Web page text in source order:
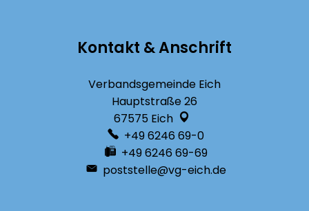
Kontakt & Anschrift
Verbandsgemeinde Eich
Hauptstraße 26
67575 Eich
+49 6246 69-0
+49 6246 69-69
poststelle@vg-eich.de